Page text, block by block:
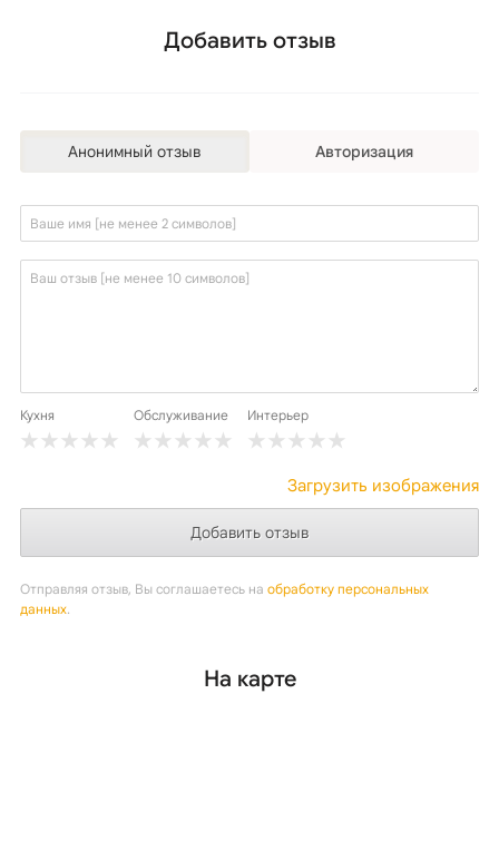
Добавить отзыв
Анонимный отзыв Авторизация
Кухня Обслуживание Интерьер
Загрузить изображения
Отправляя отзыв, Вы соглашаетесь на обработку персональных
данных.
На карте